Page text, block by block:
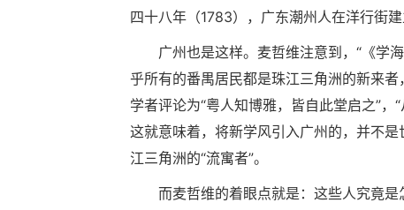
四十八年（1783），广东潮州人在洋行街
广州也是这样。麦哲维注意到，“《学
乎所有的番禺居民都是珠江三角洲的新来
学者评论为“粤人知博雅，皆自此堂启之”，
这就意味着，将新学风引入广州的，并不
江三角洲的“流寓者”。
而麦哲维的着眼点就是：这些人究竟是